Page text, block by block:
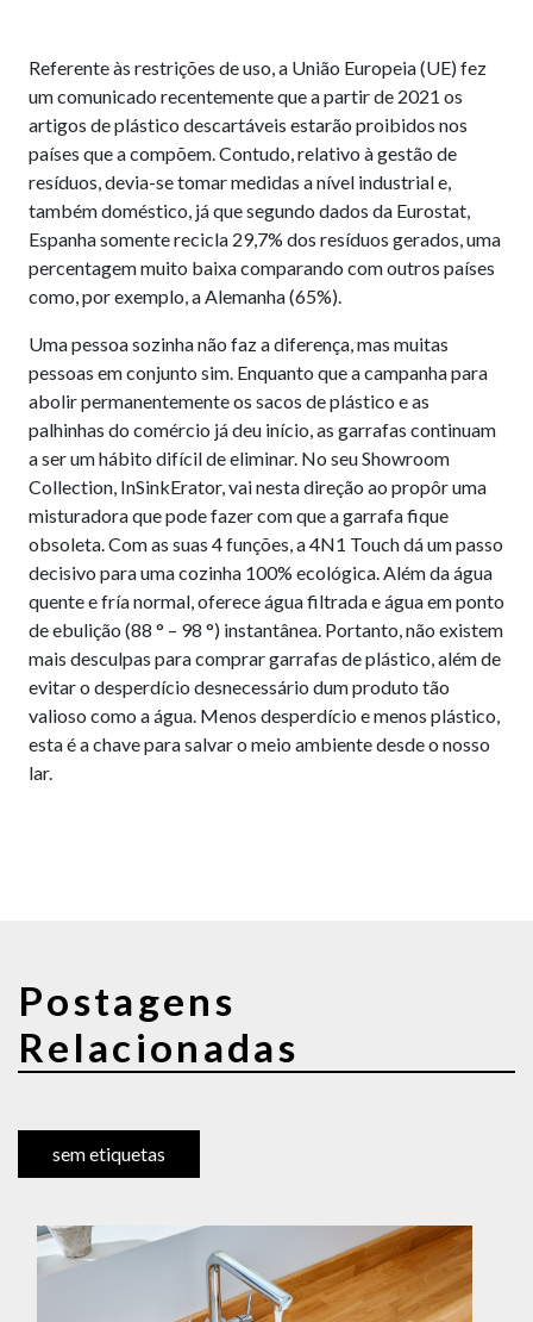
Referente às restrições de uso, a União Europeia (UE) fez
um comunicado recentemente que a partir de 2021 os
artigos de plástico descartáveis estarão proibidos nos
países que a compõem. Contudo, relativo à gestão de
resíduos, devia-se tomar medidas a nível industrial e,
também doméstico, já que segundo dados da Eurostat,
Espanha somente recicla 29,7% dos resíduos gerados, uma
percentagem muito baixa comparando com outros países
como, por exemplo, a Alemanha (65%).
Uma pessoa sozinha não faz a diferença, mas muitas
pessoas em conjunto sim. Enquanto que a campanha para
abolir permanentemente os sacos de plástico e as
palhinhas do comércio já deu início, as garrafas continuam
a ser um hábito difícil de eliminar. No seu Showroom
Collection, InSinkErator, vai nesta direção ao propôr uma
misturadora que pode fazer com que a garrafa fique
obsoleta. Com as suas 4 funções, a 4N1 Touch dá um passo
decisivo para uma cozinha 100% ecológica. Além da água
quente e fría normal, oferece água filtrada e água em ponto
de ebulição (88 ° – 98 °) instantânea. Portanto, não existem
mais desculpas para comprar garrafas de plástico, além de
evitar o desperdício desnecessário dum produto tão
valioso como a água. Menos desperdício e menos plástico,
esta é a chave para salvar o meio ambiente desde o nosso
lar.
Postagens
Relacionadas
sem etiquetas